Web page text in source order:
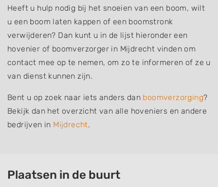
Heeft u hulp nodig bij het snoeien van een boom, wilt
u een boom laten kappen of een boomstronk
verwijderen? Dan kunt u in de lijst hieronder een
hovenier of boomverzorger in Mijdrecht vinden om
contact mee op te nemen, om zo te informeren of ze u
van dienst kunnen zijn.
Bent u op zoek naar iets anders dan boomverzorging?
Bekijk dan het overzicht van alle hoveniers en andere
bedrijven in Mijdrecht.
Plaatsen in de buurt